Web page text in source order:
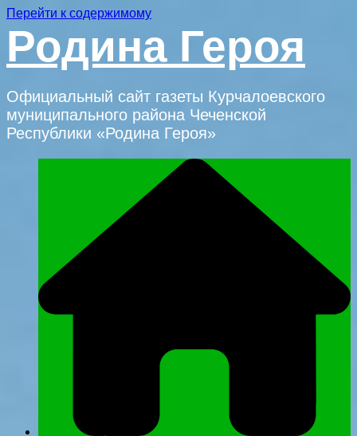
Перейти к содержимому
Родина Героя
Официальный сайт газеты Курчалоевского
муниципального района Чеченской
Республики «Родина Героя»